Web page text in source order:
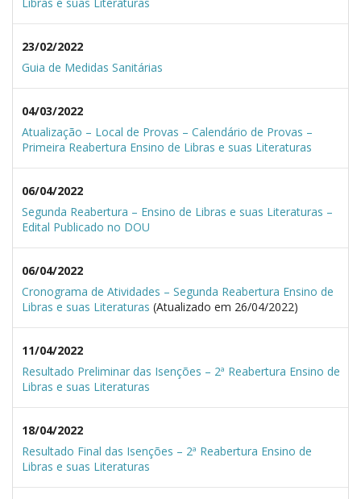
23/02/2022
Guia de Medidas Sanitárias
04/03/2022
Atualização – Local de Provas – Calendário de Provas –
Primeira Reabertura Ensino de Libras e suas Literaturas
06/04/2022
Segunda Reabertura – Ensino de Libras e suas Literaturas –
Edital Publicado no DOU
06/04/2022
Cronograma de Atividades – Segunda Reabertura Ensino de
Libras e suas Literaturas (Atualizado em 26/04/2022)
11/04/2022
Resultado Preliminar das Isenções – 2ª Reabertura Ensino de
Libras e suas Literaturas
18/04/2022
Resultado Final das Isenções – 2ª Reabertura Ensino de
Libras e suas Literaturas